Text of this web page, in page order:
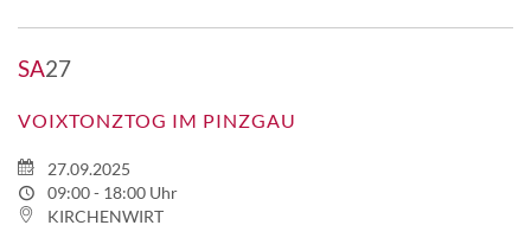
SA27
VOIXTONZTOG IM PINZGAU
27.09.2025
09:00 - 18:00 Uhr
KIRCHENWIRT